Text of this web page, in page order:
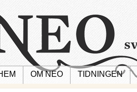
OM NEO TIDNINGEN